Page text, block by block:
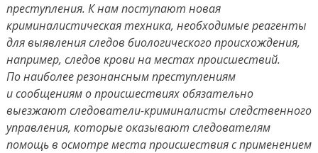
преступления. К нам поступают новая
криминалистическая техника, необходимые реагенты
для выявления следов биологического происхождения,
например, следов крови на местах происшествий.
По наиболее резонансным преступлениям
и сообщениям о происшествиях обязательно
выезжают следователи-криминалисты следственного
управления, которые оказывают следователям
помощь в осмотре места происшествия с применением